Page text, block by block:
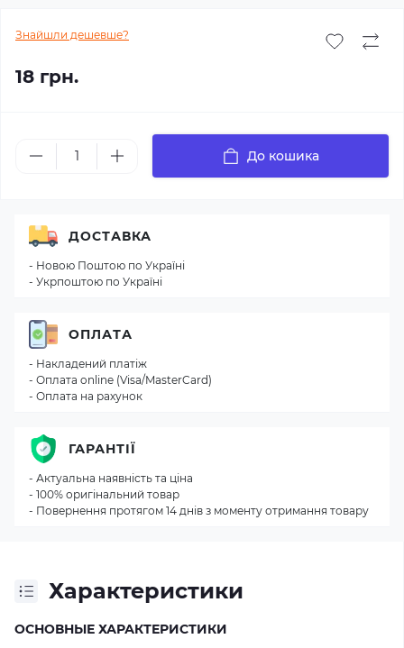
Знайшли дешевше?
18 грн.
До кошика
Характеристики
ОСНОВНЫЕ ХАРАКТЕРИСТИКИ
ДОСТАВКА
- Новою Поштою по Україні
- Укрпоштою по Україні
ОПЛАТА
- Накладений платіж
- Оплата online (Visa/MasterCard)
- Оплата на рахунок
ГАРАНТІЇ
- Актуальна наявність та ціна
- 100% оригінальний товар
- Повернення протягом 14 днів з моменту отримання товару